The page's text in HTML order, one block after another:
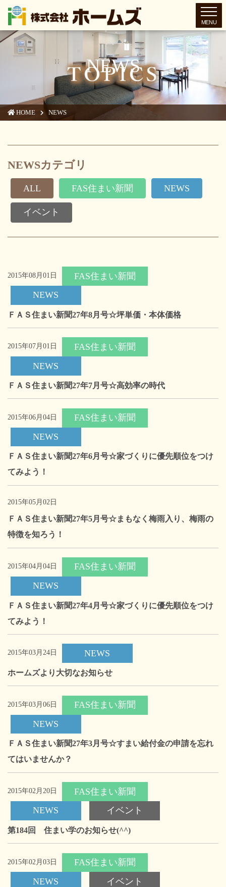
NEWS
HOME NEWS
NEWSカテゴリ
ALL FAS住まい新聞 NEWS
イベント
2015年08月01日
FAS住まい新聞
NEWS
ＦＡＳ住まい新聞27年8月号☆坪単価・本体価格
2015年07月01日
FAS住まい新聞
NEWS
ＦＡＳ住まい新聞27年7月号☆高効率の時代
2015年06月04日
FAS住まい新聞
NEWS
ＦＡＳ住まい新聞27年6月号☆家づくりに優先順位をつけ
てみよう！
2015年05月02日
ＦＡＳ住まい新聞27年5月号☆まもなく梅雨入り、梅雨の
特徴を知ろう！
2015年04月04日
FAS住まい新聞
NEWS
ＦＡＳ住まい新聞27年4月号☆家づくりに優先順位をつけ
てみよう！
2015年03月24日 NEWS
ホームズより大切なお知らせ
2015年03月06日
FAS住まい新聞
NEWS
ＦＡＳ住まい新聞27年3月号☆すまい給付金の申請を忘れ
てはいませんか？
2015年02月20日
FAS住まい新聞
NEWS
イベント
第184回 住まい学のお知らせ(^^)
2015年02月03日
FAS住まい新聞
NEWS
イベント